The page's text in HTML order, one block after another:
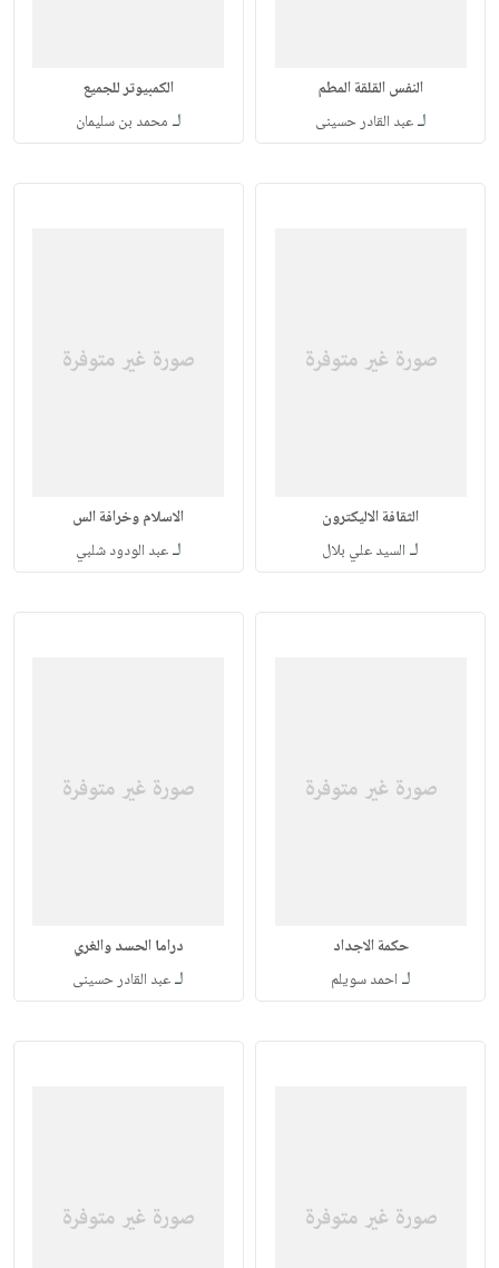
النفس القلقة المطم
لـعبد القادر حسينى
الكمبيوتر للجميع
لـ محمد بن سليمان
الثقافة الاليكترون
لـ السيد علي بلال
الاسلام وخرافة الس
لـعبد الودود شلبي
حكمة الاجداد
لـ احمد سويلم
دراما الحسد والغري
لـعبد القادر حسينى